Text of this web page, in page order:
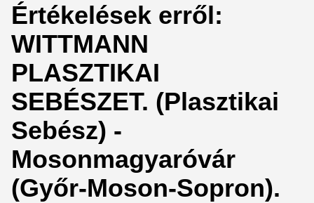
Értékelések erről:
WITTMANN
PLASZTIKAI
SEBÉSZET. (Plasztikai
Sebész) -
Mosonmagyaróvár
(Győr-Moson-Sopron).